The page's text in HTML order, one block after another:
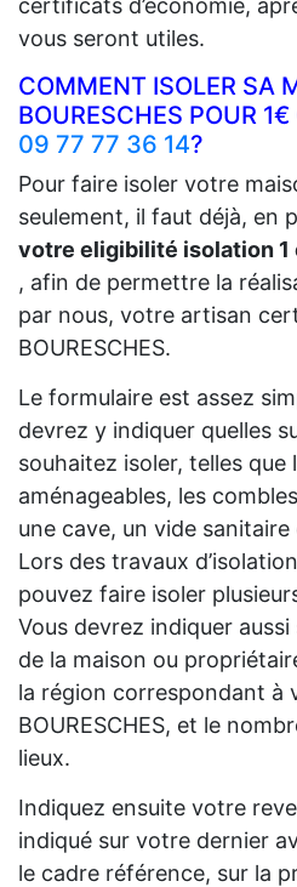
certificats d’économie,
vous seront utiles.
COMMENT ISOLER SA
BOURESCHES POUR
09 77 77 36 14?
Pour faire isoler votre
seulement, il faut déjà, en
votre eligibilité isolation 1
, afin de permettre la
par nous, votre artisan
BOURESCHES.
Le formulaire est assez
devrez y indiquer quelles
souhaitez isoler, telles que
aménageables, les
une cave, un vide
Lors des travaux
pouvez faire isoler
Vous devrez indiquer
de la maison ou
la région correspondant à
BOURESCHES, et le
lieux.
Indiquez ensuite votre
indiqué sur votre dernier
le cadre référence, sur la